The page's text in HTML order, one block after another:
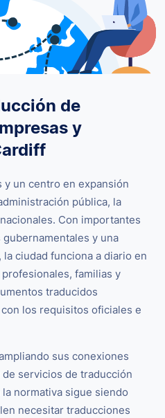
de
y
y un centro en expansión
pública, la
Con importantes
y una
ciudad funciona a diario en
familias y
traducidos
los requisitos oficiales e
sus conexiones
servicios de traducción
normativa sigue siendo
necesitar traducciones